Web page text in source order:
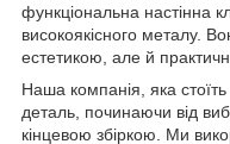
функціональна настінна
високоякісного металу.
естетикою, але й
Наша компанія, яка
деталь, починаючи від
кінцевою збіркою. Ми